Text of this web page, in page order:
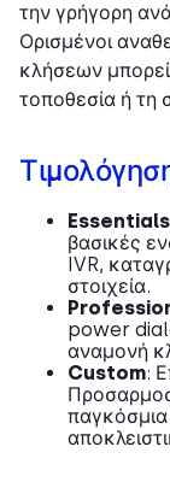
την γρήγορη
Ορισμένοι
κλήσεων
τοποθεσία ή τη
Essentials
βασικές
IVR,
στοιχεία.
power
αναμονή
Custom: